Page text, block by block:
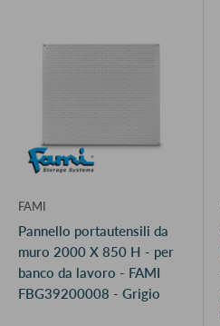
FAMI
Pannello portautensili da
muro 2000 X 850 H - per
banco da lavoro - FAMI
FBG39200008 - Grigio